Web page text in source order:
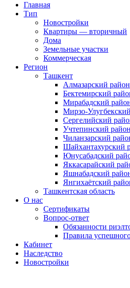
Главная
Тип
Новостройки
Квартиры — вторичный
Дома
Земельные участки
Коммерческая
Регион
Ташкент
Алмазарский район
Бектемирский
Мирабадский
Мирзо-
Сергелийский
Учтепинский район
Чиланзарский
Шайхантахурский
Юнусабадский
Яккасарайский
Яшнабадский
Янгихаётский
Ташкентская область
О нас
Сертификаты
Вопрос-ответ
Обязанности
Правила
Кабинет
Наследство
Новостройки